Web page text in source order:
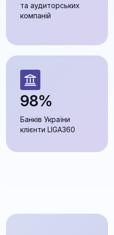
та аудиторських
компаній
98%
Банків України
клієнти LIGA360